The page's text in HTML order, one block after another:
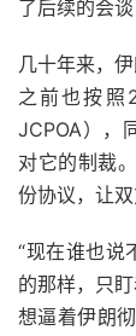
了后续的会谈
几十年来，
之前也按照
JCPOA），
对它的制裁
份协议，让双
“现在谁也
的那样，只
想逼着伊朗